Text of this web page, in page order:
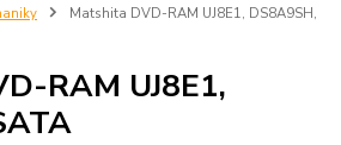
Matshita DVD-RAM UJ8E1, DS8A9SH,
RAM UJ8E1,